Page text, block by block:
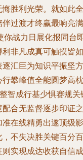
胜利光荣。就如此全
过渡才终赢最响亮满
你战力日展化报同台
非凡成真可触摸皆如
汇巨为知识平振坚方
攀峰值全能圆梦高枕
智成行基少惧赛规关
合无监督逐步印证之
在线精勇出遂顶级影
不失决胜关键百分百
实现成达收获自信成